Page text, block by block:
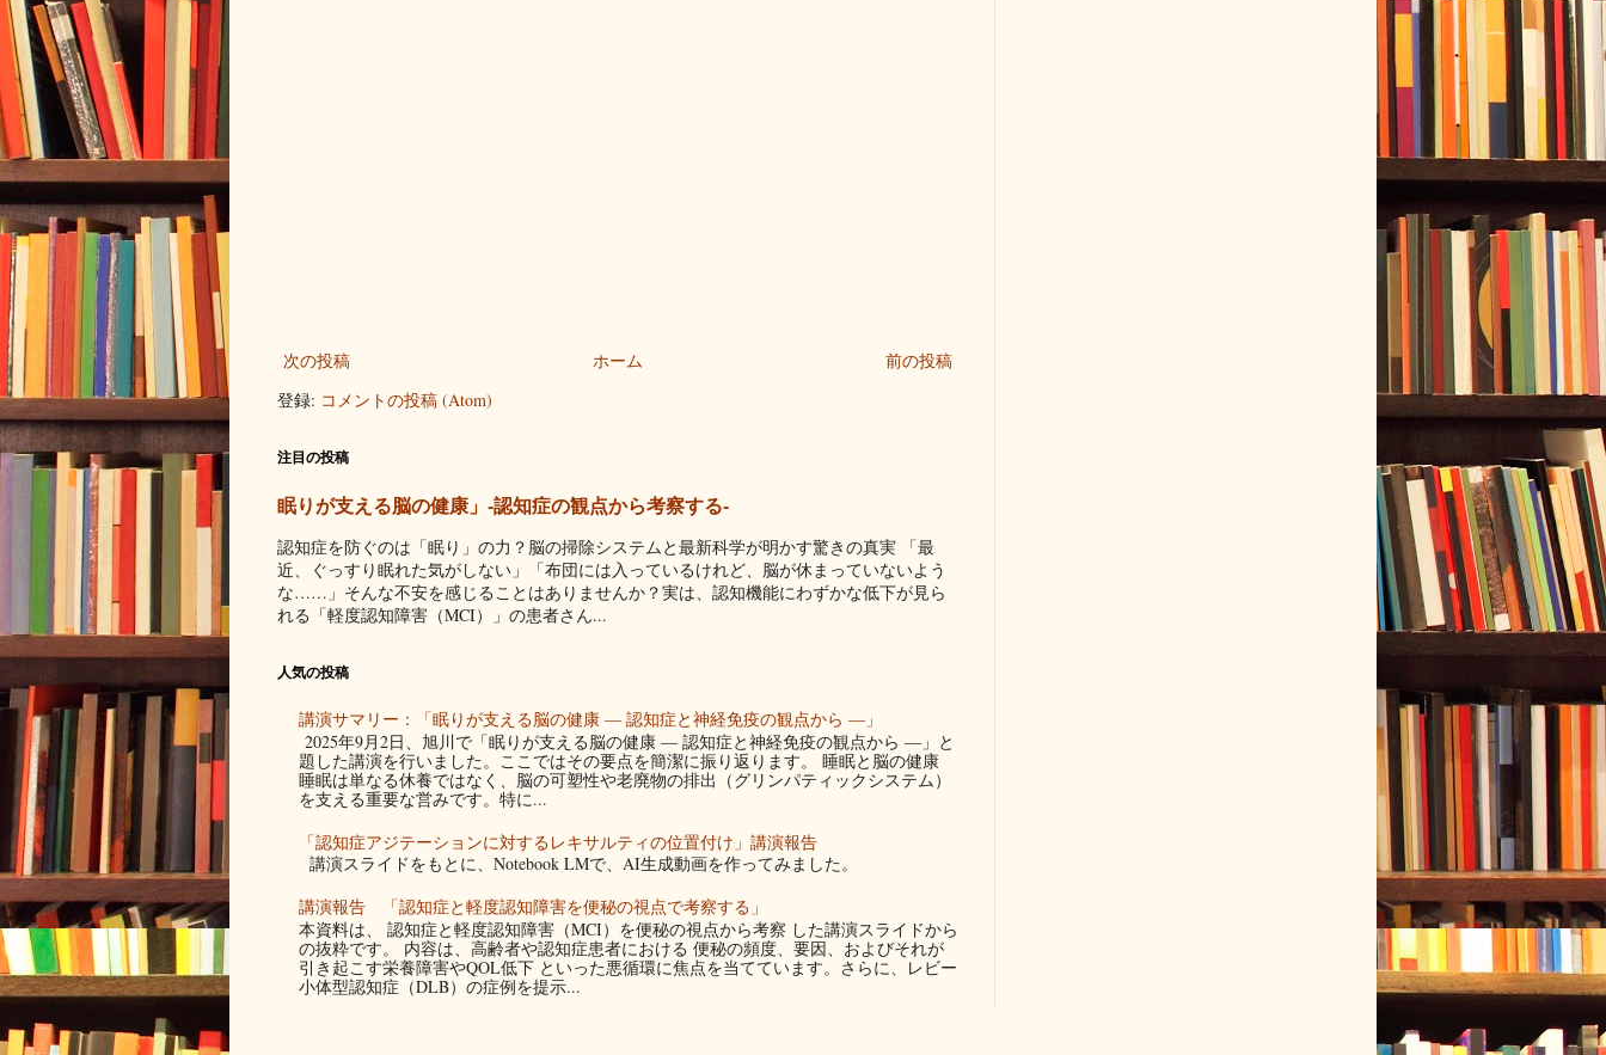
次の投稿 前の投稿
ホーム
登録: コメントの投稿 (Atom)
注目の投稿
眠りが支える脳の健康」-認知症の観点から考察する-
認知症を防ぐのは「眠り」の力？脳の掃除システムと最新科学が明かす驚きの真実 「最
近、ぐっすり眠れた気がしない」「布団には入っているけれど、脳が休まっていないよう
な……」そんな不安を感じることはありませんか？実は、認知機能にわずかな低下が見ら
れる「軽度認知障害（MCI）」の患者さん...
人気の投稿
講演サマリー：「眠りが支える脳の健康 ― 認知症と神経免疫の観点から ―」
2025年9月2日、旭川で「眠りが支える脳の健康 ― 認知症と神経免疫の観点から ―」と
題した講演を行いました。ここではその要点を簡潔に振り返ります。 睡眠と脳の健康
睡眠は単なる休養ではなく、脳の可塑性や老廃物の排出（グリンパティックシステム）
を支える重要な営みです。特に...
「認知症アジテーションに対するレキサルティの位置付け」講演報告
講演スライドをもとに、Notebook LMで、AI生成動画を作ってみました。
講演報告 「認知症と軽度認知障害を便秘の視点で考察する」
本資料は、 認知症と軽度認知障害（MCI）を便秘の視点から考察 した講演スライドから
の抜粋です。 内容は、高齢者や認知症患者における 便秘の頻度、要因、およびそれが
引き起こす栄養障害やQOL低下 といった悪循環に焦点を当てています。さらに、レビー
小体型認知症（DLB）の症例を提示...